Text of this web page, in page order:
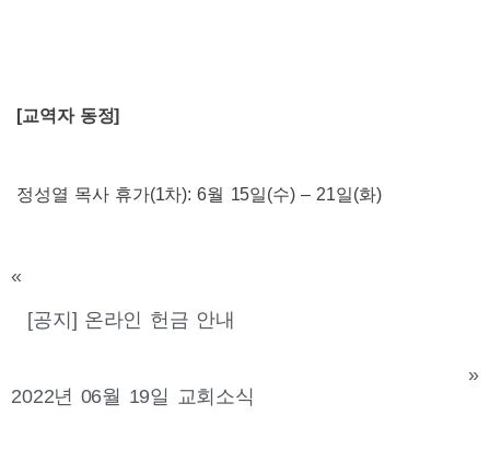
[교역자 동정]
정성열 목사 휴가(1차): 6월 15일(수) – 21일(화)
«
[공지] 온라인 헌금 안내
2022년 06월 19일 교회소식
»